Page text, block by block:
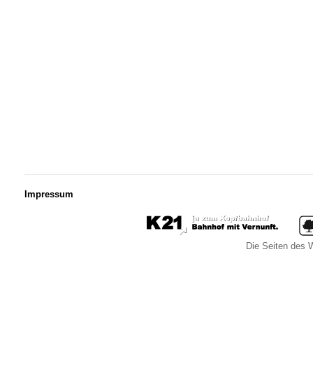
Impressum
Die Seiten des